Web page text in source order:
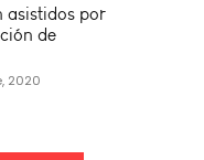
asistidos por
de
2020